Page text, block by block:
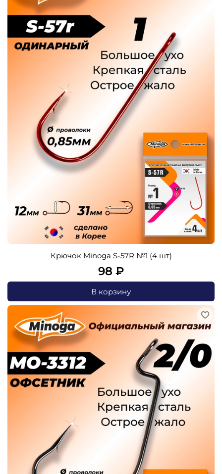
Крючок Minoga S-57R №1 (4 шт)
98 ₽
В корзину